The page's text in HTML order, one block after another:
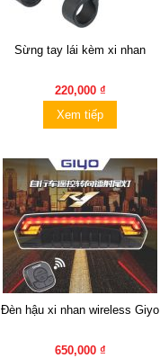
Sừng tay lái kèm xi nhan
220,000 ₫
Xem tiếp
Đèn hậu xi nhan wireless Giyo
650,000 ₫